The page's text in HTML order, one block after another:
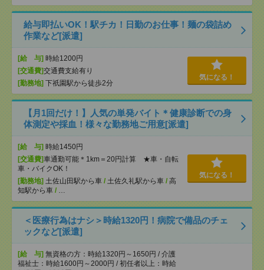
給与即払いOK！駅チカ！日勤のお仕事！麺の袋詰め
作業など[派遣]
[給 与] 時給1200円
[交通費]交通費支給有り
[勤務地] 下祇園駅から徒歩2分
気になる！
【月1回だけ！】人気の単発バイト＊健康診断での身
体測定や採血！様々な勤務地ご用意[派遣]
[給 与] 時給1450円
[交通費]車通勤可能＊1km＝20円計算 ★車・自転
車・バイクOK！
[勤務地] 土佐山田駅から車 / 土佐久礼駅から車 / 高
知駅から車 / …
気になる！
＜医療行為はナシ＞時給1320円！病院で備品のチェ
ックなど[派遣]
[給 与] 無資格の方：時給1320円～1650円 / 介護
福祉士：時給1600円～2000円 / 初任者以上：時給